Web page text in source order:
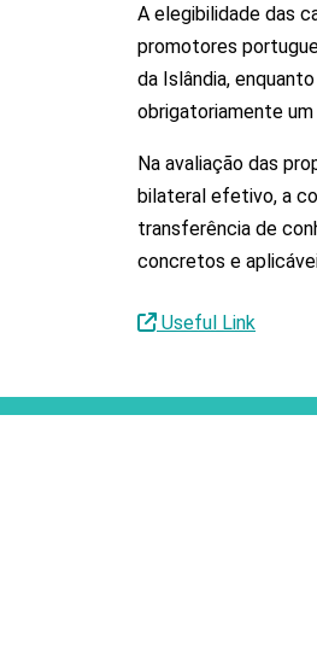
A elegibilidade das
promotores
da Islândia,
obrigatoriamente
Na avaliação das
bilateral efetivo, a
transferência de
concretos e
Useful Link